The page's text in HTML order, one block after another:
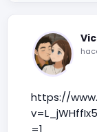
https://
=1